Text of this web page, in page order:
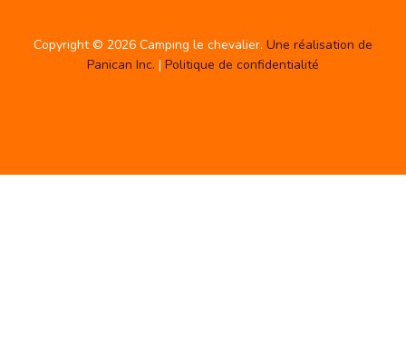
Copyright © 2026 Camping le chevalier. Une réalisation de
Panican Inc. | Politique de confidentialité